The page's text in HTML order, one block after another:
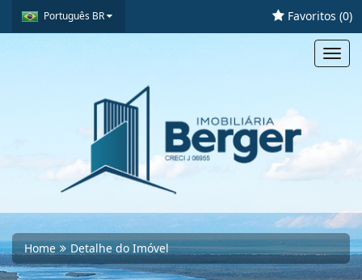
Português BR Favoritos (0)
Home Detalhe do Imóvel